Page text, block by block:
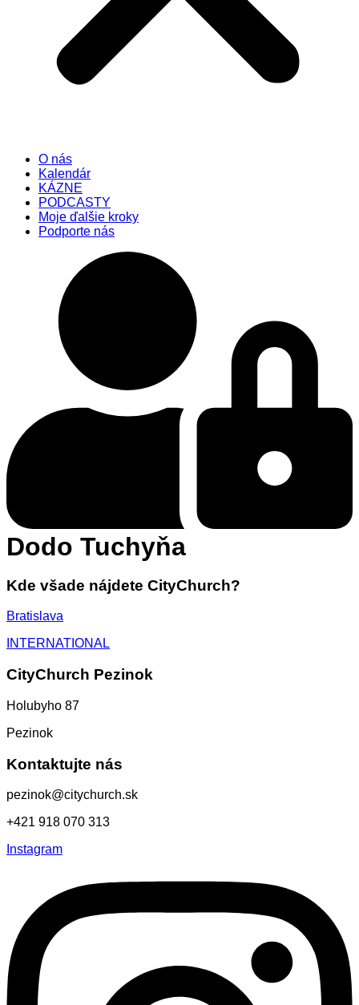
O nás
Kalendár
KÁZNE
PODCASTY
Moje ďalšie kroky
Podporte nás
Dodo Tuchyňa
Kde všade nájdete CityChurch?
Bratislava
INTERNATIONAL
CityChurch Pezinok
Holubyho 87
Pezinok
Kontaktujte nás
pezinok@citychurch.sk
+421 918 070 313
Instagram